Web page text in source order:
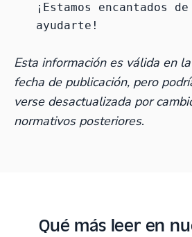
¡Estamos encantados de
ayudarte!
Esta información es válida en la
fecha de publicación, pero
verse desactualizada por
normativos posteriores.
Qué más leer en